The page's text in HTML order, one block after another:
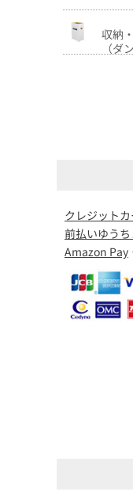
収納
（ダ
クレジット
前払いゆう
Amazon Pay